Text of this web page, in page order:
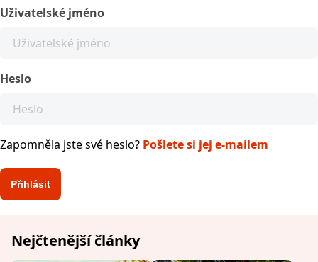
Uživatelské jméno
Heslo
Zapomněla jste své heslo? Pošlete si jej e-mailem
Nejčtenější články